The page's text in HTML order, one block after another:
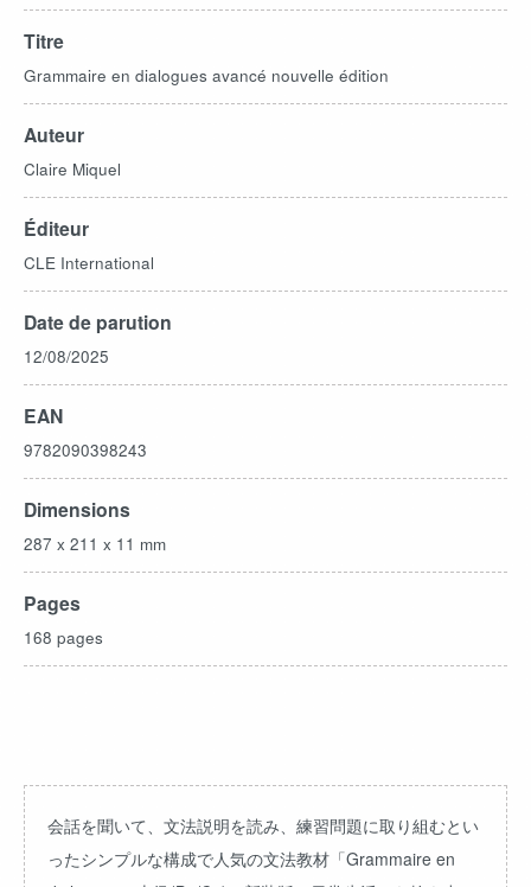
Titre
Grammaire en dialogues avancé nouvelle édition
Auteur
Claire Miquel
Éditeur
CLE International
Date de parution
12/08/2025
EAN
9782090398243
Dimensions
287 x 211 x 11 mm
Pages
168 pages
会話を聞いて、文法説明を読み、練習問題に取り組むとい
ったシンプルな構成で人気の文法教材「Grammaire en